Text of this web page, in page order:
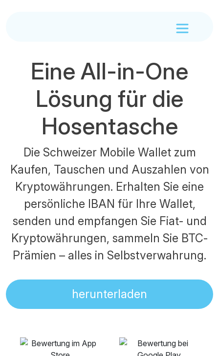
Eine All-in-One
Lösung für die
Hosentasche
Die Schweizer Mobile Wallet zum
Kaufen, Tauschen und Auszahlen von
Kryptowährungen. Erhalten Sie eine
persönliche IBAN für Ihre Wallet,
senden und empfangen Sie Fiat- und
Kryptowährungen, sammeln Sie BTC-
Prämien – alles in Selbstverwahrung.
herunterladen